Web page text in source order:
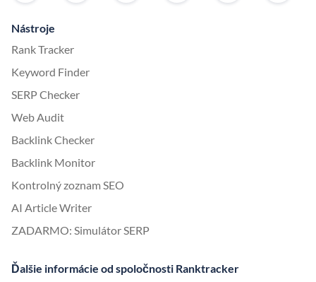
Nástroje
Rank Tracker
Keyword Finder
SERP Checker
Web Audit
Backlink Checker
Backlink Monitor
Kontrolný zoznam SEO
AI Article Writer
ZADARMO: Simulátor SERP
Ďalšie informácie od spoločnosti Ranktracker